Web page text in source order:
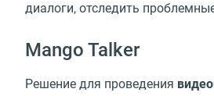
диалоги, отследить
Mango Talker
Решение для проведения